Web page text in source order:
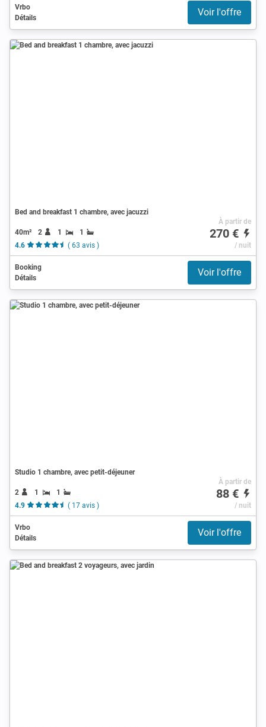
Vrbo
Détails
Voir l'offre
Bed and breakfast 1 chambre, avec jacuzzi
40m² 2 1
1
4.6
( 63 avis )
À partir de
270 €
/ nuit
Booking
Détails
Voir l'offre
Studio 1 chambre, avec petit-déjeuner
2 1
1
4.9
( 17 avis )
À partir de
88 €
/ nuit
Vrbo
Détails
Voir l'offre